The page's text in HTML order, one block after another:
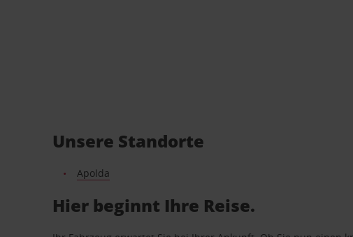
Unsere Standorte
Apolda
Hier beginnt Ihre Reise.